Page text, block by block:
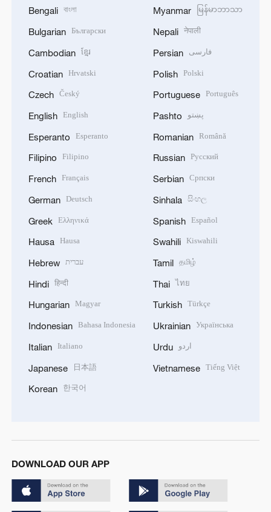
Bengali বাংলা
Bulgarian Български
Cambodian ខ្មែរ
Croatian Hrvatski
Czech Český
English English
Esperanto Esperanto
Filipino Filipino
French Français
German Deutsch
Greek Ελληνικά
Hausa Hausa
Hebrew עברית
Hindi हिन्दी
Hungarian Magyar
Indonesian Bahasa Indonesia
Italian Italiano
Japanese 日本語
Korean 한국어
Myanmar မြန်မာဘာသာ
Nepali नेपाली
Persian فارسی
Polish Polski
Portuguese Português
Pashto پښتو
Romanian Română
Russian Русский
Serbian Српски
Sinhala සිංහල
Spanish Español
Swahili Kiswahili
Tamil தமிழ்
Thai ไทย
Turkish Türkçe
Ukrainian Українська
Urdu اردو
Vietnamese Tiếng Việt
DOWNLOAD OUR APP